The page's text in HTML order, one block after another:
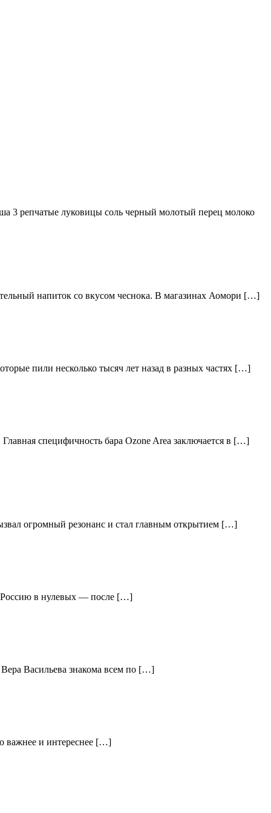
3 репчатые луковицы соль черный молотый перец молоко
напиток со вкусом чеснока. В магазинах Аомори […]
пили несколько тысяч лет назад в разных частях […]
специфичность бара Ozone Area заключается в […]
огромный резонанс и стал главным открытием […]
Россию в нулевых — после […]
Васильева знакома всем по […]
важнее и интереснее […]